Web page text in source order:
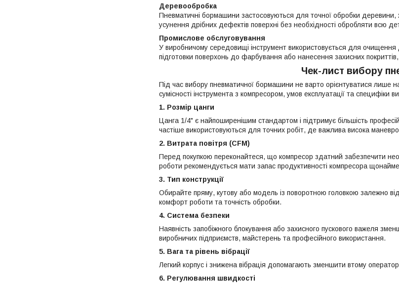
Деревообробка
Пневматичні бормашини застосовуються для точної обробки
усунення дрібних дефектів поверхні без необхідності обробляти всю
Промислове обслуговування
У виробничому середовищі інструмент використовується для
підготовки поверхонь до фарбування або нанесення захисних
Чек-лист вибору
Під час вибору пневматичної бормашини не варто орієнтуватися лише
сумісності інструмента з компресором, умов експлуатації та специфіки
1. Розмір цанги
Цанга 1/4" є найпоширенішим стандартом і підтримує більшість
частіше використовуються для точних робіт, де важлива висока
2. Витрата повітря (CFM)
Перед покупкою переконайтеся, що компресор здатний забезпечити
роботи рекомендується мати запас продуктивності компресора
3. Тип конструкції
Обирайте пряму, кутову або модель із поворотною головкою залежно
комфорт роботи та точність обробки.
4. Система безпеки
Наявність запобіжного блокування або захисного пускового важеля
виробничих підприємств, майстерень та професійного використання.
5. Вага та рівень вібрації
Легкий корпус і знижена вібрація допомагають зменшити втому
6. Регулювання швидкості